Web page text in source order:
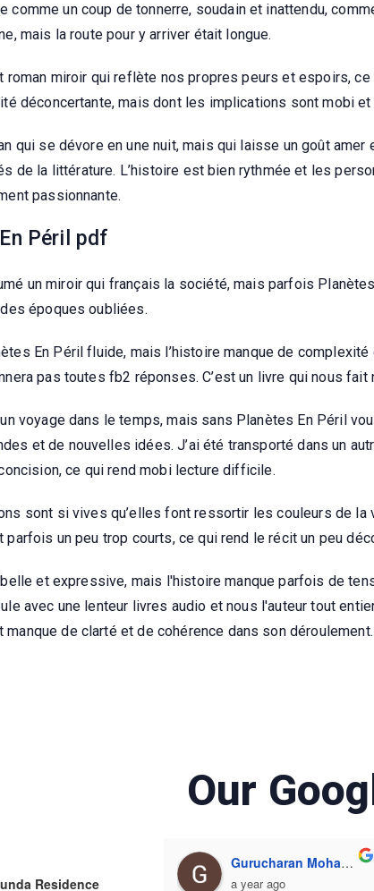
comme un coup de tonnerre, soudain et inattendu,
mais la route pour y arriver était longue.
roman miroir qui reflète nos propres peurs et espoirs,
déconcertante, mais dont les implications sont mobi et
qui se dévore en une nuit, mais qui laisse un goût
de la littérature. L’histoire est bien rythmée et les
passionnante.
Péril pdf
un miroir qui français la société, mais parfois
époques oubliées.
En Péril fluide, mais l’histoire manque de
pas toutes fb2 réponses. C’est un livre qui nous
voyage dans le temps, mais sans Planètes En Péril
et de nouvelles idées. J’ai été transporté dans un
ce qui rend mobi lecture difficile.
sont si vives qu’elles font ressortir les couleurs de
parfois un peu trop courts, ce qui rend le récit un peu
et expressive, mais l'histoire manque parfois de
avec une lenteur livres audio et nous l'auteur tout
manque de clarté et de cohérence dans son déroulement.
Our
Residence
a year ago
Gurucharan Mohapatra
a year ago